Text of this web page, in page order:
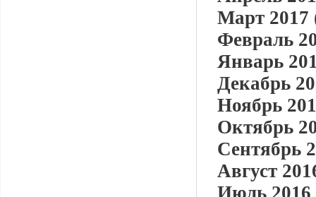
Март 2017
Февраль
Январь
Декабрь
Ноябрь
Октябрь
Сентябрь
Август
Июль 2016